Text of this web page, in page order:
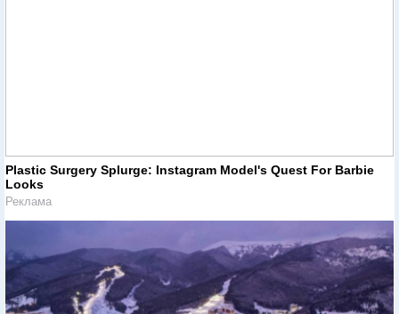
Plastic Surgery Splurge: Instagram Model's Quest For Barbie
Looks
Реклама